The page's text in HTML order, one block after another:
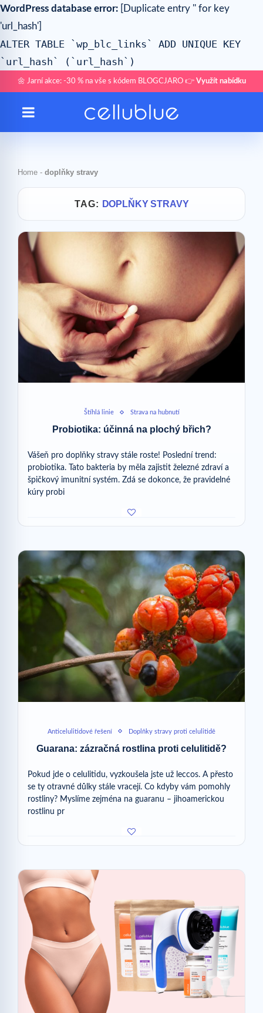
WordPress database error: [Duplicate entry '' for key
'url_hash']
ALTER TABLE `wp_blc_links` ADD UNIQUE KEY
`url_hash` (`url_hash`)
🌼 Jarní akce: -30 % na vše s kódem BLOGCJARO 👉 Využít nabídku
Home - doplňky stravy
TAG: DOPLŇKY STRAVY
Štíhlá linie Strava na hubnutí
Probiotika: účinná na plochý břich?
Vášeň pro doplňky stravy stále roste! Poslední trend:
probiotika. Tato bakteria by měla zajistit železné zdraví a
špičkový imunitní systém. Zdá se dokonce, že pravidelné
kúry probi
Anticelulitidové řešení Doplňky stravy proti celulitidě
Guarana: zázračná rostlina proti celulitidě?
Pokud jde o celulitidu, vyzkoušela jste už leccos. A přesto
se ty otravné důlky stále vracejí. Co kdyby vám pomohly
rostliny? Myslíme zejména na guaranu – jihoamerickou
rostlinu pr